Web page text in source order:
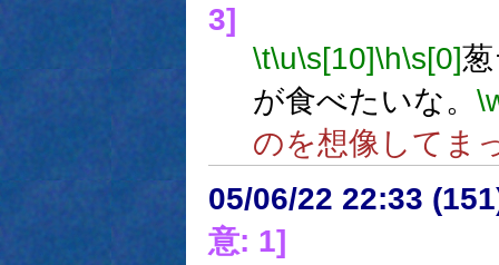
3]
\t\u\s[10]\h\s[0]
が食べたいな。
のを想像してま
05/06/22 22:33
意: 1]